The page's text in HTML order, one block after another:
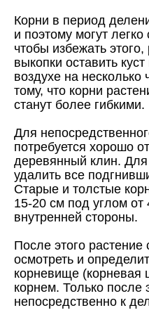
Корни в период
и поэтому могут
чтобы избежать
выкопки оставить
воздухе на несколько
тому, что корни
станут более гибкими.
Для
потребуется хорошо
деревянный клин.
удалить все
Старые и толстые
15-20 см под углом от
внутренней стороны.
После этого растение
осмотреть и
корневище (корневая
корнем. Только после
непосредственно к